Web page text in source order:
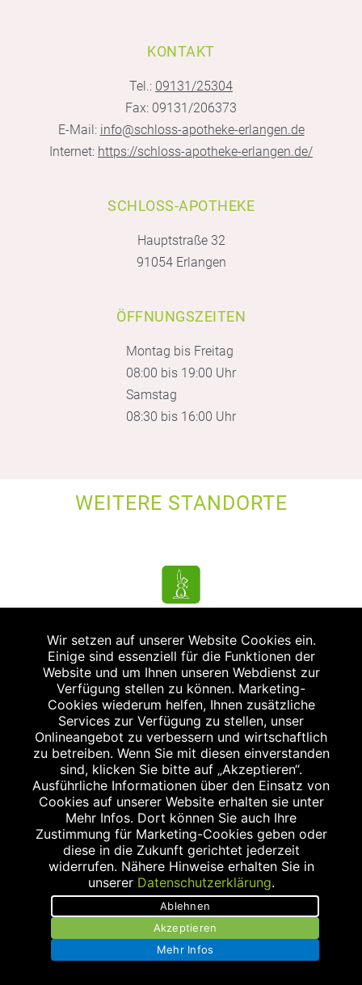
KONTAKT
Tel.: 09131/25304
Fax: 09131/206373
E-Mail: info@schloss-apotheke-erlangen.de
Internet: https://schloss-apotheke-erlangen.de/
SCHLOSS-APOTHEKE
Hauptstraße 32
91054 Erlangen
ÖFFNUNGSZEITEN
Montag bis Freitag
08:00 bis 19:00 Uhr
Samstag
08:30 bis 16:00 Uhr
WEITERE STANDORTE
MEILWALD-APOTHEKE
Konrad-Zuse-Straße 14
91052 Erlangen
Tel.: 09131/125 66 0
Fax: 09131/125 62 4
apo@meilwald-apotheke.de
APOTHEKE AM ULMENWEG
Ulmenweg 17
91054 Erlangen
Tel.: 09131/1253070
Wir setzen auf unserer Website Cookies ein.
Einige sind essenziell für die Funktionen der
Website und um Ihnen unseren Webdienst zur
Verfügung stellen zu können. Marketing-
Cookies wiederum helfen, Ihnen zusätzliche
Services zur Verfügung zu stellen, unser
Onlineangebot zu verbessern und wirtschaftlich
zu betreiben. Wenn Sie mit diesen einverstanden
sind, klicken Sie bitte auf „Akzeptieren“.
Ausführliche Informationen über den Einsatz von
Cookies auf unserer Website erhalten sie unter
Mehr Infos. Dort können Sie auch Ihre
Zustimmung für Marketing-Cookies geben oder
diese in die Zukunft gerichtet jederzeit
widerrufen. Nähere Hinweise erhalten Sie in
unserer Datenschutzerklärung.
Ablehnen
Akzeptieren
Mehr Infos